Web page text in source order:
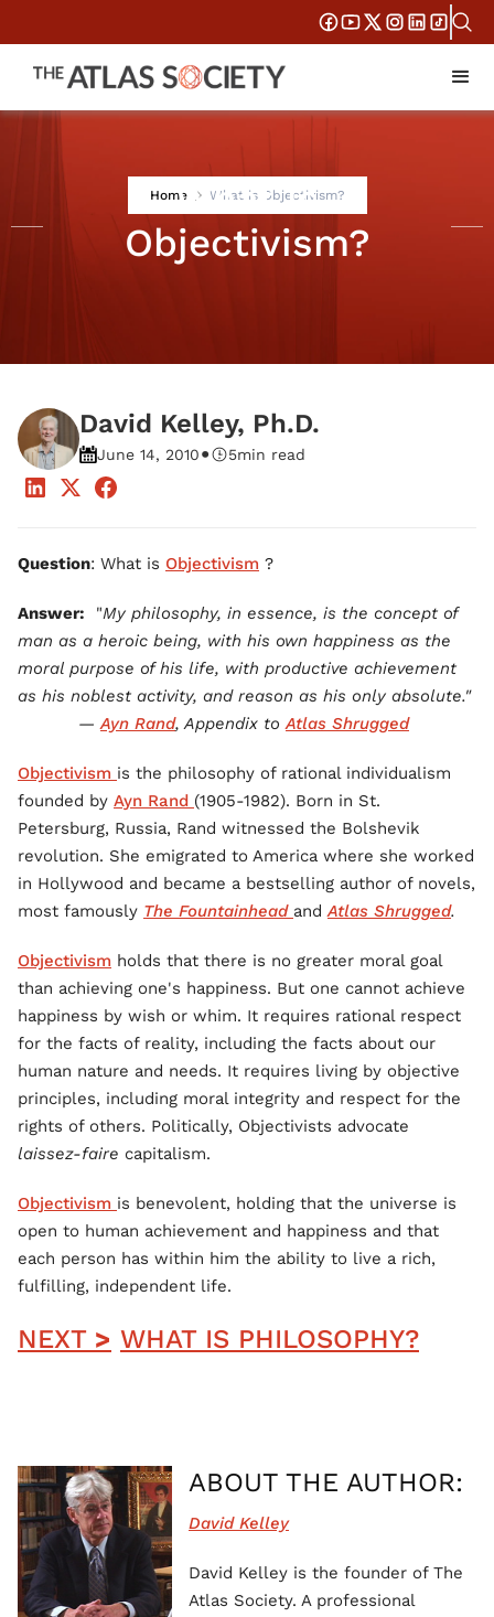
Home What is Objectivism?
What is
Objectivism?
David Kelley, Ph.D.
June 14, 2010• 5min read
Question: What is Objectivism ?
Answer: "My philosophy, in essence, is the concept of
man as a heroic being, with his own happiness as the
moral purpose of his life, with productive achievement
as his noblest activity, and reason as his only absolute."
—Ayn Rand, Appendix toAtlas Shrugged
Objectivism is the philosophy of rational individualism
founded by Ayn Rand (1905-1982). Born in St.
Petersburg, Russia, Rand witnessed the Bolshevik
revolution. She emigrated to America where she worked
in Hollywood and became a bestselling author of novels,
most famously The Fountainhead andAtlas Shrugged.
Objectivism holds that there is no greater moral goal
than achieving one's happiness. But one cannot achieve
happiness by wish or whim. It requires rational respect
for the facts of reality, including the facts about our
human nature and needs. It requires living by objective
principles, including moral integrity and respect for the
rights of others. Politically, Objectivists advocate
laissez-faire capitalism.
Objectivism is benevolent, holding that the universe is
open to human achievement and happiness and that
each person has within him the ability to live a rich,
fulfilling, independent life.
NEXT > WHAT IS PHILOSOPHY?
ABOUT THE AUTHOR:
David Kelley
David Kelley is the founder of The
Atlas Society. A professional